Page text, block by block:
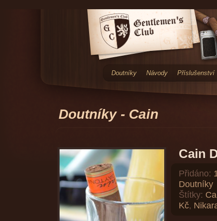
Doutníky Návody Příslušenství
Doutníky - Cain
Cain
Přidáno:
Doutníky
Štítky:
Kč,